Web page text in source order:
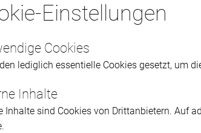
Einstellungen
Cookies
lediglich essentielle Cookies gesetzt, um
Inhalte
Inhalte sind Cookies von Drittanbietern. Auf